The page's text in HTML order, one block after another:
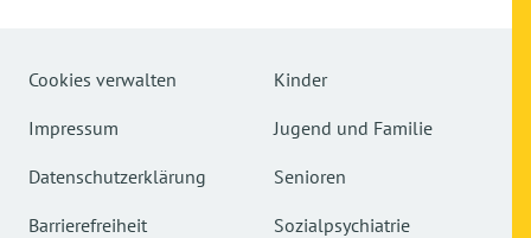
Cookies verwalten
Impressum
Datenschutzerklärung
Barrierefreiheit
Kinder
Jugend und Familie
Senioren
Sozialpsychiatrie